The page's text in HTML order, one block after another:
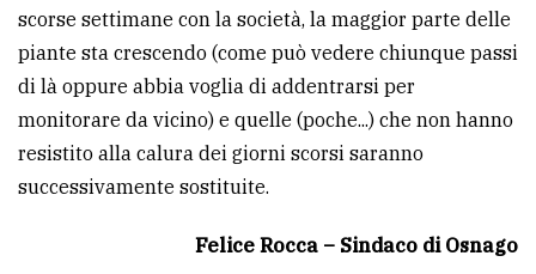
PRIVACY
scorse settimane con la società, la maggior parte delle
piante sta crescendo (come può vedere chiunque passi
di là oppure abbia voglia di addentrarsi per
monitorare da vicino) e quelle (poche...) che non hanno
resistito alla calura dei giorni scorsi saranno
successivamente sostituite.
Felice Rocca – Sindaco di Osnago